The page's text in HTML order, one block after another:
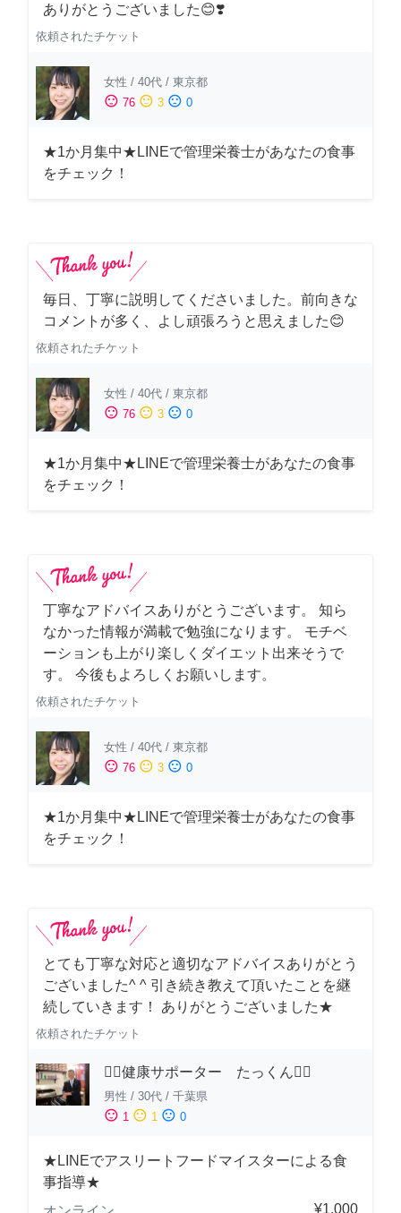
ありがとうございました😊❣️
依頼されたチケット
女性 / 40代 / 東京都
sentiment_satisfied 76 sentiment_neutral 3 sentiment_dissatisfied 0
★1か月集中★LINEで管理栄養士があなたの食事
をチェック！
毎日、丁寧に説明してくださいました。前向きな
コメントが多く、よし頑張ろうと思えました😊
依頼されたチケット
女性 / 40代 / 東京都
sentiment_satisfied 76 sentiment_neutral 3 sentiment_dissatisfied 0
★1か月集中★LINEで管理栄養士があなたの食事
をチェック！
丁寧なアドバイスありがとうございます。 知ら
なかった情報が満載で勉強になります。 モチベ
ーションも上がり楽しくダイエット出来そうで
す。 今後もよろしくお願いします。
依頼されたチケット
女性 / 40代 / 東京都
sentiment_satisfied 76 sentiment_neutral 3 sentiment_dissatisfied 0
★1か月集中★LINEで管理栄養士があなたの食事
をチェック！
とても丁寧な対応と適切なアドバイスありがとう
ございました^ ^ 引き続き教えて頂いたことを継
続していきます！ ありがとうございました★
依頼されたチケット
🏋️‍♂️健康サポーター たっくん🏋️‍♂️
男性 / 30代 / 千葉県
sentiment_satisfied 1 sentiment_neutral 1 sentiment_dissatisfied 0
★LINEでアスリートフードマイスターによる食
事指導★
¥1,000